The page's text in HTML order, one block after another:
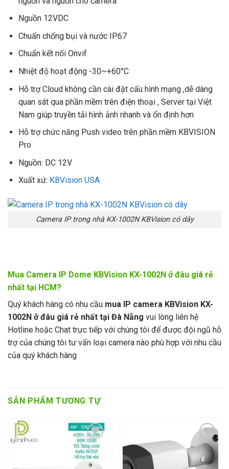
Nguồn 12VDC
Chuẩn chống bụi và nước IP67
Chuẩn kết nối Onvif
Nhiệt độ hoạt động -30~+60°C
Hỗ trợ Cloud không cần cài đặt cấu hình mạng ,dễ dàng
quan sát qua phần mềm trên điện thoại , Server tại Việt
Nam giúp truyền tải hình ảnh nhanh và ổn định hơn
Hỗ trợ chức năng Push video trên phần mềm KBVISION
Pro
Nguồn: DC 12V
Xuất xứ: KBVision USA
Camera IP trong nhà KX-1002N KBVision có dây
Mua Camera IP Dome KBVision KX-1002N ở đâu giá rẻ
nhất tại HCM?
Quý khách hàng có nhu cầu mua IP camera KBVision KX-
1002N ở đâu giá rẻ nhất tại Đà Nẵng vui lòng liên hệ
Hotline hoặc Chat trực tiếp với chúng tôi để được đội ngũ hỗ
trợ của chúng tôi tư vấn loại camera nào phù hợp với nhu cầu
của quý khách hàng
SẢN PHẨM TƯƠNG TỰ
Add to wishlist Add to wishlist